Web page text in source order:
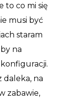
to co mi się
musi być
staram
na
daleka, na
zabawie,